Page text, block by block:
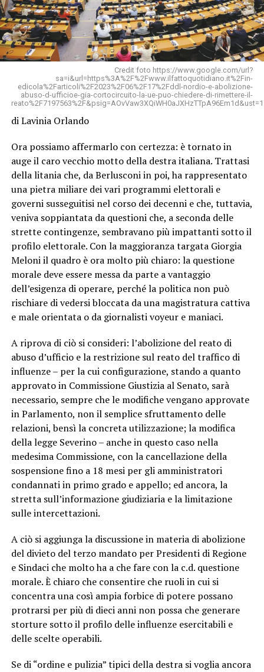
Credit foto https://www.google.com/url?
sa=i&url=https%3A%2F%2Fwww.ilfattoquotidiano.it%2Fin-
edicola%2Farticoli%2F2023%2F06%2F17%2Fddl-nordio-e-abolizione-
abuso-d-ufficioe-gia-cortocircuito-la-ue-puo-chiedere-di-rimettere-il-
di Lavinia Orlando
Ora possiamo affermarlo con certezza: è tornato in
auge il caro vecchio motto della destra italiana. Trattasi
della litania che, da Berlusconi in poi, ha rappresentato
una pietra miliare dei vari programmi elettorali e
governi susseguitisi nel corso dei decenni e che, tuttavia,
veniva soppiantata da questioni che, a seconda delle
strette contingenze, sembravano più impattanti sotto il
profilo elettorale. Con la maggioranza targata Giorgia
Meloni il quadro è ora molto più chiaro: la questione
morale deve essere messa da parte a vantaggio
dell’esigenza di operare, perché la politica non può
rischiare di vedersi bloccata da una magistratura cattiva
e male orientata o da giornalisti voyeur e maniaci.
A riprova di ciò si consideri: l’abolizione del reato di
abuso d’ufficio e la restrizione sul reato del traffico di
influenze – per la cui configurazione, stando a quanto
approvato in Commissione Giustizia al Senato, sarà
necessario, sempre che le modifiche vengano approvate
in Parlamento, non il semplice sfruttamento delle
relazioni, bensì la concreta utilizzazione; la modifica
della legge Severino – anche in questo caso nella
medesima Commissione, con la cancellazione della
sospensione fino a 18 mesi per gli amministratori
condannati in primo grado e appello; ed ancora, la
stretta sull’informazione giudiziaria e la limitazione
sulle intercettazioni.
A ciò si aggiunga la discussione in materia di abolizione
del divieto del terzo mandato per Presidenti di Regione
e Sindaci che molto ha a che fare con la c.d. questione
morale. È chiaro che consentire che ruoli in cui si
concentra una così ampia forbice di potere possano
protrarsi per più di dieci anni non possa che generare
storture sotto il profilo delle influenze esercitabili e
delle scelte operabili.
Se di “ordine e pulizia” tipici della destra si voglia ancora